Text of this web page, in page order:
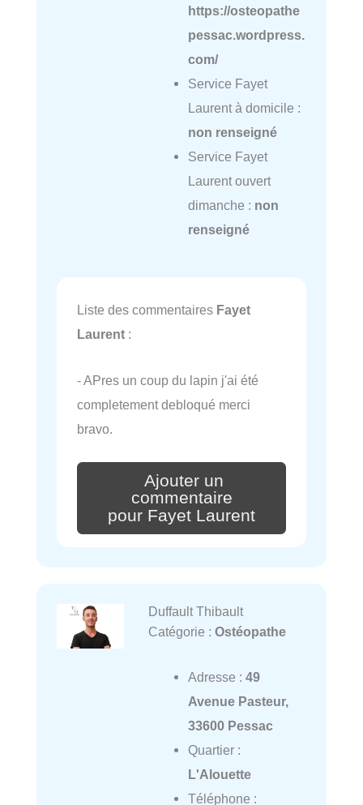
https://osteopathe
pessac.wordpress.
com/
Service Fayet
Laurent à domicile :
non renseigné
Service Fayet
Laurent ouvert
dimanche : non
renseigné
Liste des commentaires Fayet
Laurent :
- APres un coup du lapin j'ai été
completement debloqué merci
bravo.
Ajouter un
commentaire
pour Fayet Laurent
Duffault Thibault
Catégorie : Ostéopathe
Adresse : 49
Avenue Pasteur,
33600 Pessac
Quartier :
L'Alouette
Téléphone :